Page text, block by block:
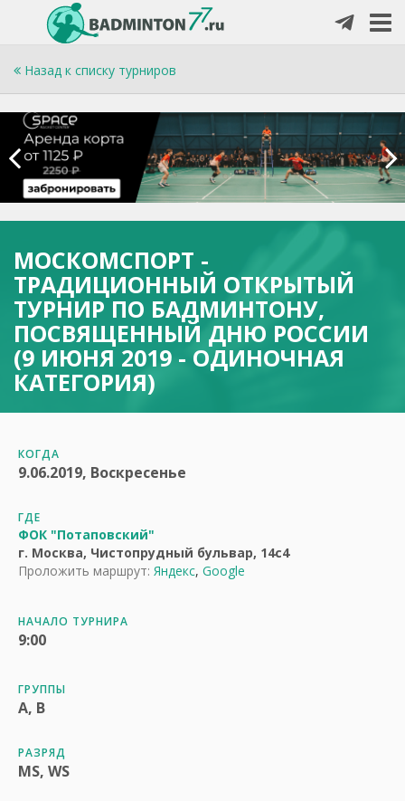
Назад к списку турниров
МОСКОМСПОРТ -
ТРАДИЦИОННЫЙ ОТКРЫТЫЙ
ТУРНИР ПО БАДМИНТОНУ,
ПОСВЯЩЕННЫЙ ДНЮ РОССИИ
(9 ИЮНЯ 2019 - ОДИНОЧНАЯ
КАТЕГОРИЯ)
КОГДА
9.06.2019, Воскресенье
ГДЕ
ФОК "Потаповский"
г. Москва, Чистопрудный бульвар, 14с4
Проложить маршрут: Яндекс, Google
НАЧАЛО ТУРНИРА
9:00
ГРУППЫ
A, B
РАЗРЯД
MS, WS